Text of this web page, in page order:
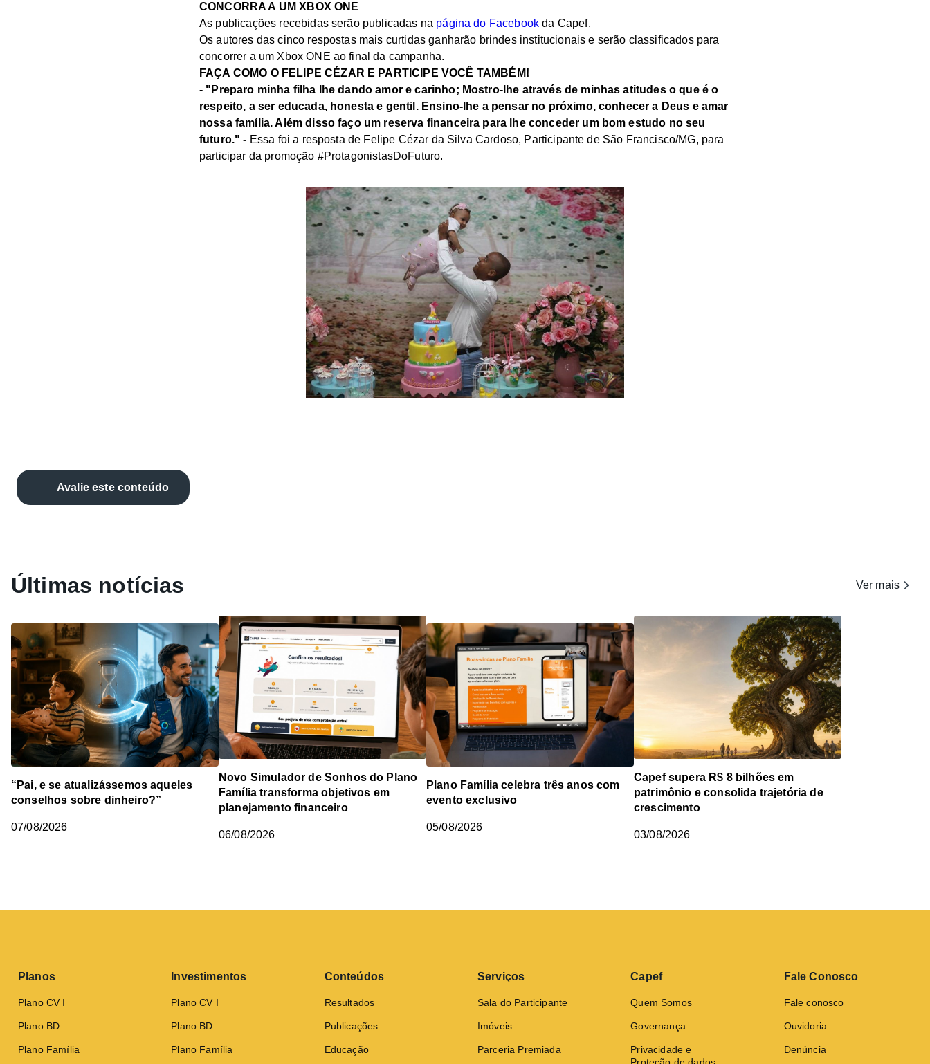
CONCORRA A UM XBOX ONE
As publicações recebidas serão publicadas na página do Facebook da Capef.
Os autores das cinco respostas mais curtidas ganharão brindes institucionais e serão classificados para
concorrer a um Xbox ONE ao final da campanha.
FAÇA COMO O FELIPE CÉZAR E PARTICIPE VOCÊ TAMBÉM!
- "Preparo minha filha lhe dando amor e carinho; Mostro-lhe através de minhas atitudes o que é o
respeito, a ser educada, honesta e gentil. Ensino-lhe a pensar no próximo, conhecer a Deus e amar
nossa família. Além disso faço um reserva financeira para lhe conceder um bom estudo no seu
futuro." - Essa foi a resposta de Felipe Cézar da Silva Cardoso, Participante de São Francisco/MG, para
participar da promoção #ProtagonistasDoFuturo.
Avalie este conteúdo
Últimas notícias Ver mais
“Pai, e se atualizássemos aqueles
conselhos sobre dinheiro?”
07/08/2026
Novo Simulador de Sonhos do Plano
Família transforma objetivos em
planejamento financeiro
06/08/2026
Plano Família celebra três anos com
evento exclusivo
05/08/2026
Capef supera R$ 8 bilhões em
patrimônio e consolida trajetória de
crescimento
03/08/2026
Planos
Plano CV I
Plano BD
Plano Família
Investimentos
Plano CV I
Plano BD
Plano Família
Conteúdos
Resultados
Publicações
Educação
Serviços
Sala do Participante
Imóveis
Parceria Premiada
Capef
Quem Somos
Governança
Privacidade e
Fale Conosco
Fale conosco
Ouvidoria
Denúncia